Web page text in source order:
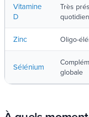
Vitamine
D
Très
Zinc Oligo-
Sélénium
globale